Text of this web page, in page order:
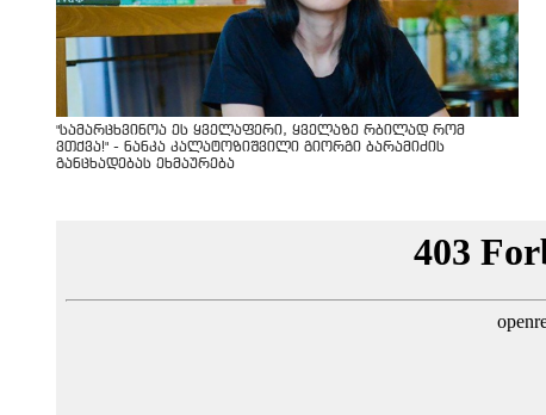
"სა­მარ­ცხვი­ნოა ეს ყვე­ლა­ფე­რი, ყვე­ლა­ზე რბი­ლად რომ
ვთქვა!" - ნანკა კალატოზიშვილი გიორგი ბარამიძის
განცხადებას ეხმაურება